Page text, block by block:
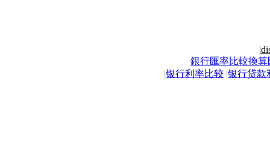
|
銀行匯率比較換算
|银行利率比较 |银行贷款